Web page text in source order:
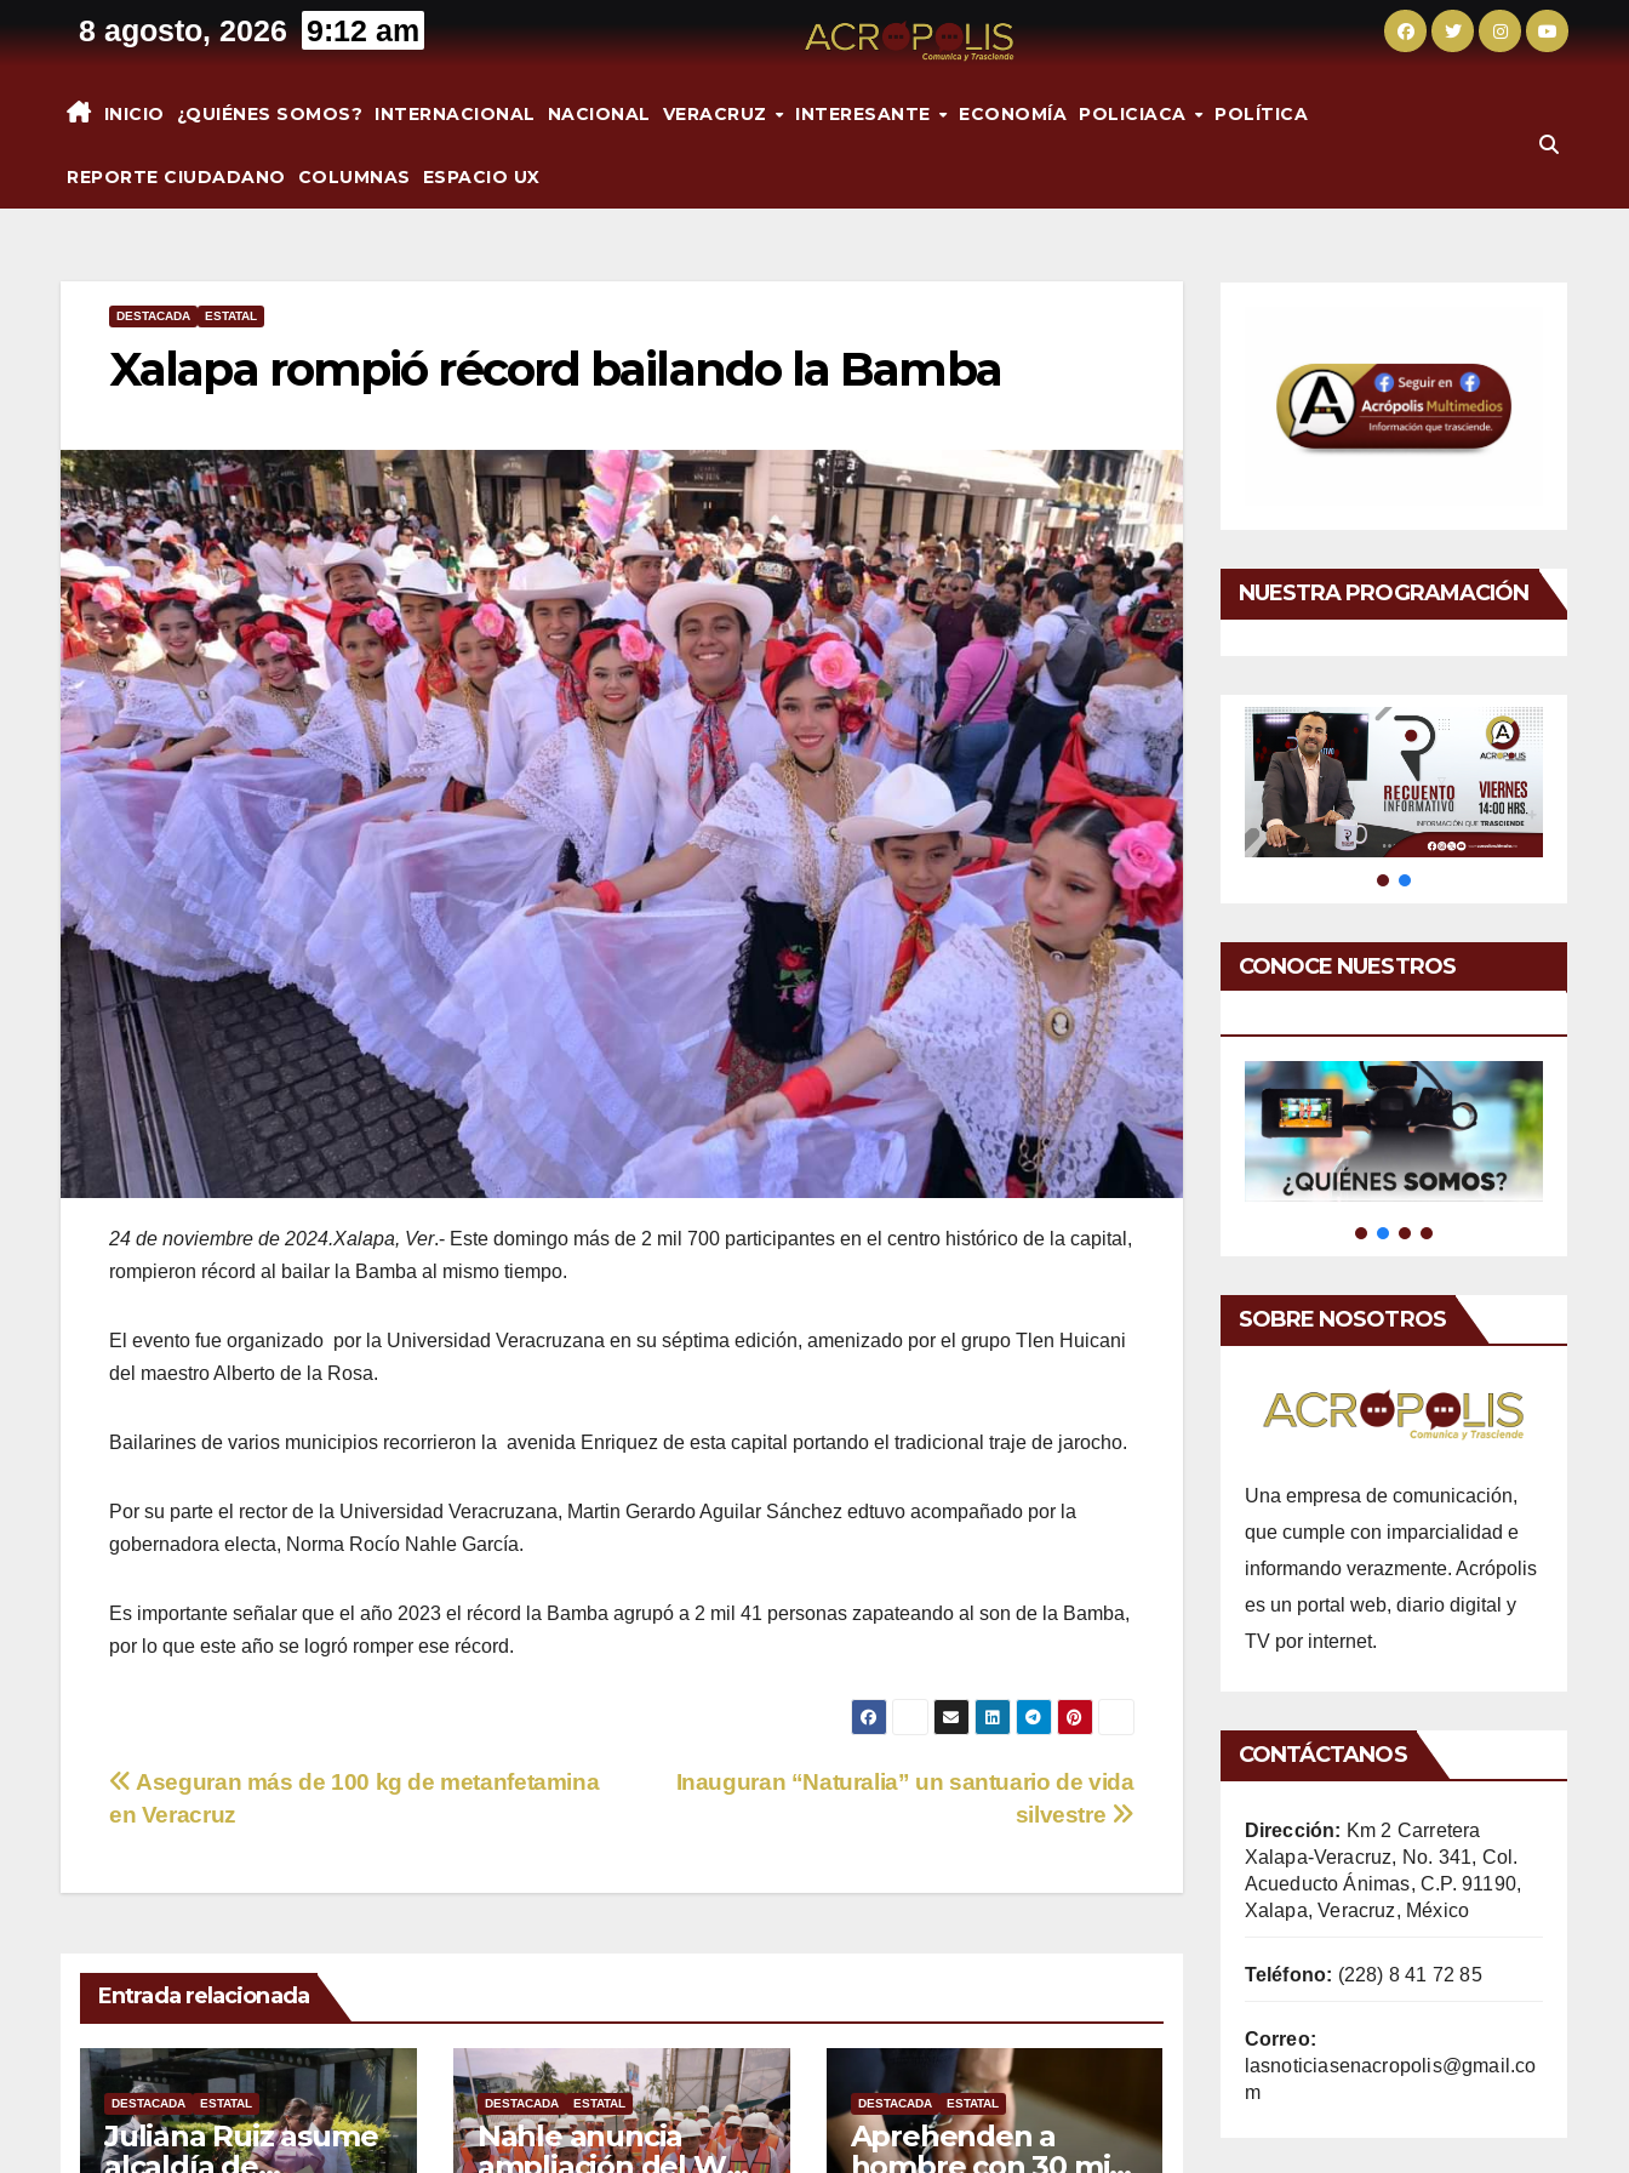
al
8 agosto, 2026 9:12 am
INICIO ¿QUIÉNES SOMOS? INTERNACIONAL NACIONAL VERACRUZ INTERESANTE ECONOMÍA POLICIACA POLÍTICA
REPORTE CIUDADANO COLUMNAS ESPACIO UX
DESTACADA ESTATAL
Xalapa rompió récord bailando la Bamba
24 de noviembre de 2024.Xalapa, Ver.- Este domingo más de 2 mil 700 participantes en el centro histórico de la capital,
rompieron récord al bailar la Bamba al mismo tiempo.
El evento fue organizado por la Universidad Veracruzana en su séptima edición, amenizado por el grupo Tlen Huicani
del maestro Alberto de la Rosa.
Bailarines de varios municipios recorrieron la avenida Enriquez de esta capital portando el tradicional traje de jarocho.
Por su parte el rector de la Universidad Veracruzana, Martin Gerardo Aguilar Sánchez edtuvo acompañado por la
gobernadora electa, Norma Rocío Nahle García.
Es importante señalar que el año 2023 el récord la Bamba agrupó a 2 mil 41 personas zapateando al son de la Bamba,
por lo que este año se logró romper ese récord.
Navegación
entradas
Inauguran “Naturalia” un santuario de vida
silvestre
Aseguran más de 100 kg de metanfetamina
en Veracruz
Entrada relacionada
DESTACADA ESTATAL
Juliana Ruiz asume
DESTACADA ESTATAL
Nahle anuncia
DESTACADA ESTATAL
Aprehenden a
NUESTRA PROGRAMACIÓN
CONOCE NUESTROS
SOBRE NOSOTROS
Una empresa de comunicación,
que cumple con imparcialidad e
informando verazmente. Acrópolis
es un portal web, diario digital y
TV por internet.
CONTÁCTANOS
Dirección: Km 2 Carretera
Xalapa-Veracruz, No. 341, Col.
Acueducto Ánimas, C.P. 91190,
Xalapa, Veracruz, México
Teléfono: (228) 8 41 72 85
Correo:
lasnoticiasenacropolis@gmail.co
m